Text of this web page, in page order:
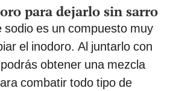
para dejarlo sin sarro
sodio es un compuesto muy
el inodoro. Al juntarlo con
obtener una mezcla
combatir todo tipo de